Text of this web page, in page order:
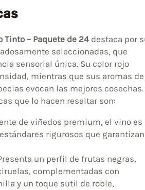
Tinto – Paquete de 24 destaca por
seleccionadas, que
sensorial única. Su color rojo
mientras que sus aromas de
evocan las mejores cosechas.
que lo hacen resaltar son:
de viñedos premium, el vino es
rigurosos que garantizan
un perfil de frutas negras,
complementadas con
y un toque sutil de roble,